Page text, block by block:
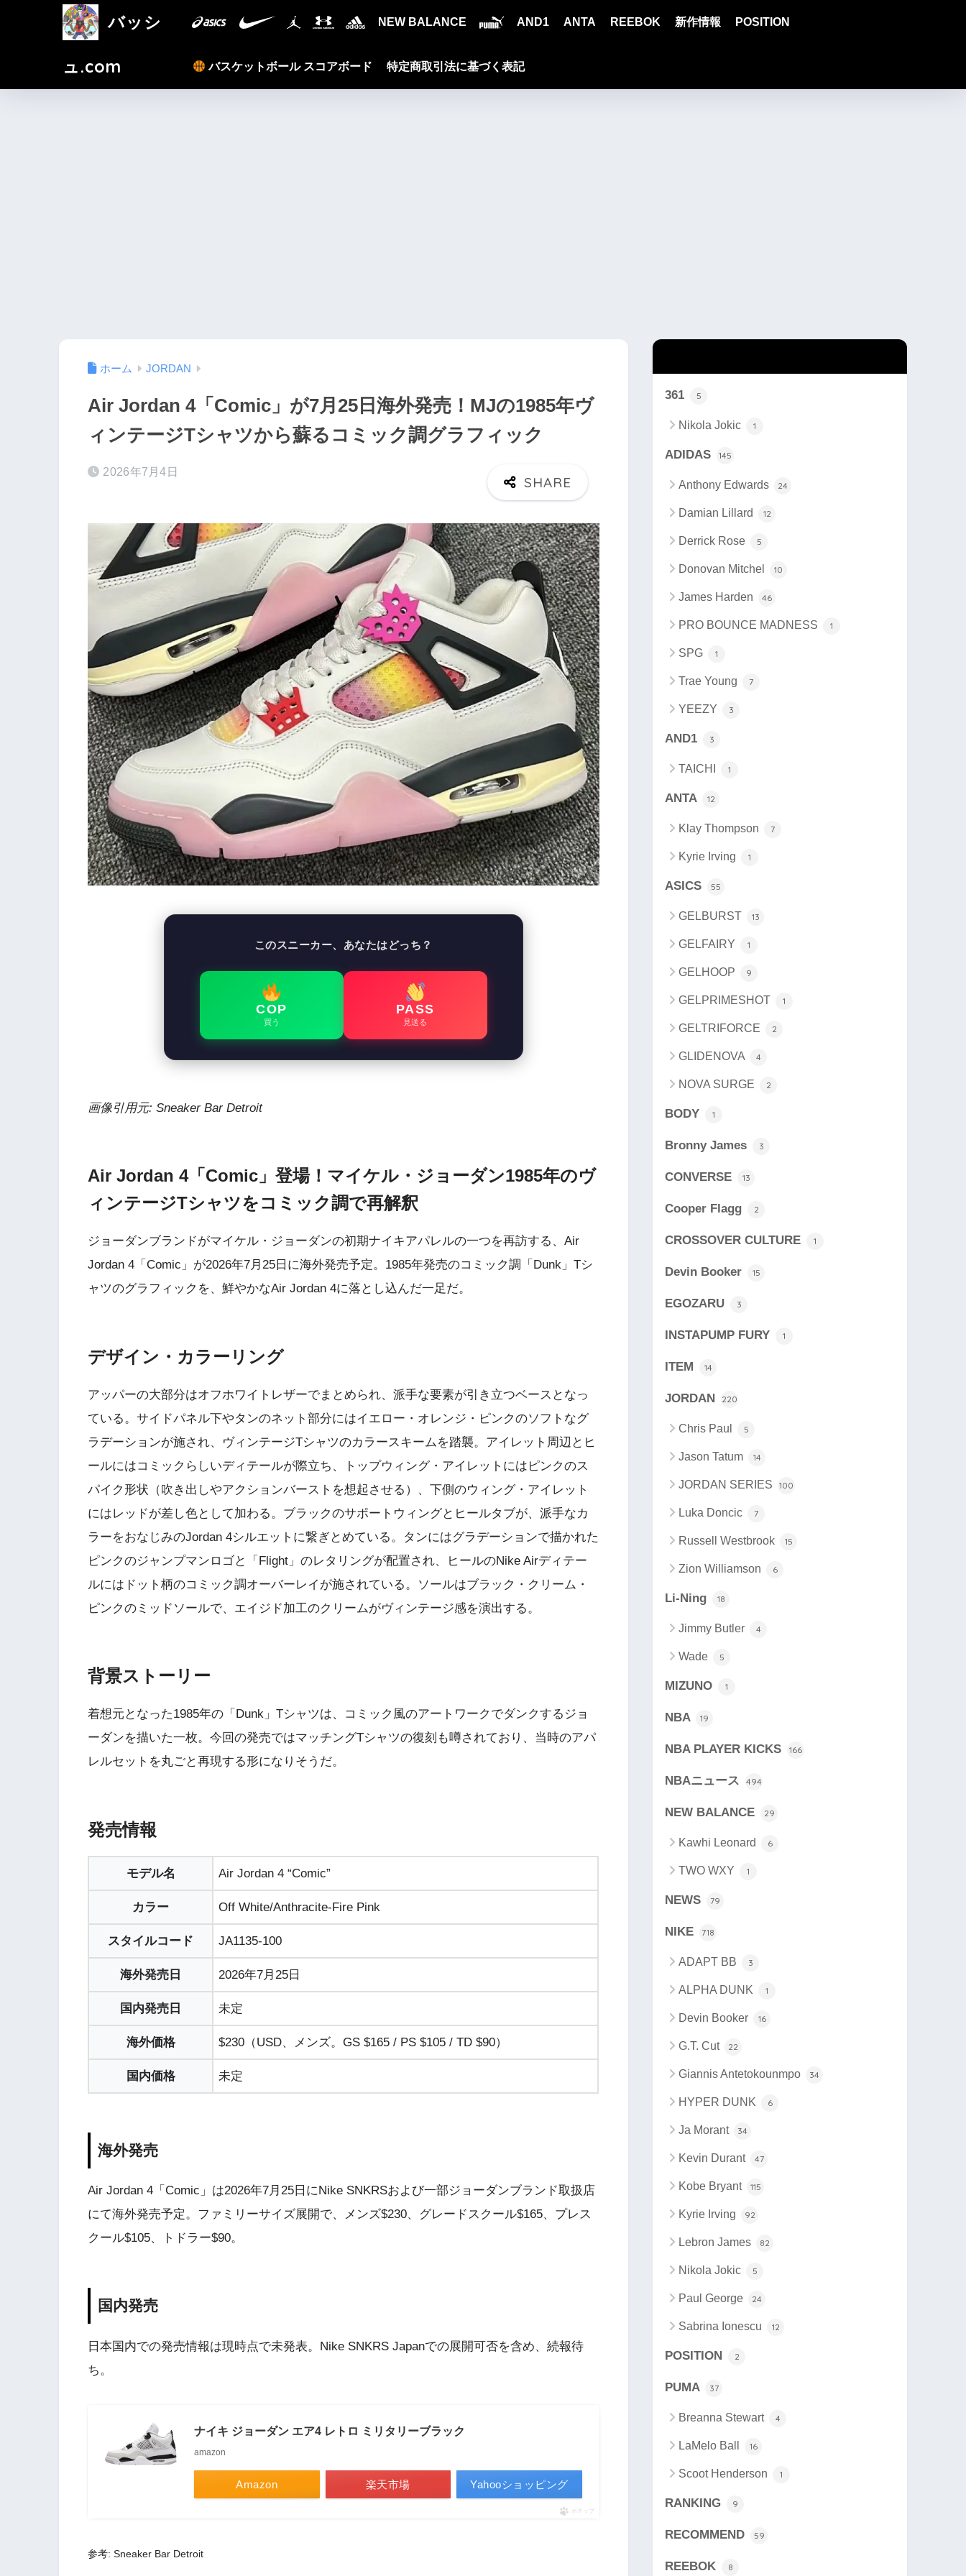
バッシ
ュ.com
NEW BALANCE AND1 ANTA REEBOK 新作情報 POSITION
バスケットボール スコアボード 特定商取引法に基づく表記
ホーム JORDAN
Air Jordan 4「Comic」が7月25日海外発売！MJの1985年ヴ
ィンテージTシャツから蘇るコミック調グラフィック
2026年7月4日
このスニーカー、あなたはどっち？
COP
買う
PASS
見送る
画像引用元: Sneaker Bar Detroit
Air Jordan 4「Comic」登場！マイケル・ジョーダン1985年のヴ
ィンテージTシャツをコミック調で再解釈
ジョーダンブランドがマイケル・ジョーダンの初期ナイキアパレルの一つを再訪する、Air
Jordan 4「Comic」が2026年7月25日に海外発売予定。1985年発売のコミック調「Dunk」Tシ
ャツのグラフィックを、鮮やかなAir Jordan 4に落とし込んだ一足だ。
デザイン・カラーリング
アッパーの大部分はオフホワイトレザーでまとめられ、派手な要素が引き立つベースとなっ
ている。サイドパネル下やタンのネット部分にはイエロー・オレンジ・ピンクのソフトなグ
ラデーションが施され、ヴィンテージTシャツのカラースキームを踏襲。アイレット周辺とヒ
ールにはコミックらしいディテールが際立ち、トップウィング・アイレットにはピンクのス
パイク形状（吹き出しやアクションバーストを想起させる）、下側のウィング・アイレット
にはレッドが差し色として加わる。ブラックのサポートウィングとヒールタブが、派手なカ
ラーをおなじみのJordan 4シルエットに繋ぎとめている。タンにはグラデーションで描かれた
ピンクのジャンプマンロゴと「Flight」のレタリングが配置され、ヒールのNike Airディテー
ルにはドット柄のコミック調オーバーレイが施されている。ソールはブラック・クリーム・
ピンクのミッドソールで、エイジド加工のクリームがヴィンテージ感を演出する。
背景ストーリー
着想元となった1985年の「Dunk」Tシャツは、コミック風のアートワークでダンクするジョ
ーダンを描いた一枚。今回の発売ではマッチングTシャツの復刻も噂されており、当時のアパ
レルセットを丸ごと再現する形になりそうだ。
発売情報
モデル名 Air Jordan 4 “Comic”
カラー Off White/Anthracite-Fire Pink
スタイルコード JA1135-100
海外発売日 2026年7月25日
国内発売日 未定
海外価格 $230（USD、メンズ。GS $165 / PS $105 / TD $90）
国内価格 未定
海外発売
Air Jordan 4「Comic」は2026年7月25日にNike SNKRSおよび一部ジョーダンブランド取扱店
にて海外発売予定。ファミリーサイズ展開で、メンズ$230、グレードスクール$165、プレス
クール$105、トドラー$90。
国内発売
日本国内での発売情報は現時点で未発表。Nike SNKRS Japanでの展開可否を含め、続報待
ち。
ナイキ ジョーダン エア4 レトロ ミリタリーブラック
amazon
Amazon 楽天市場 Yahooショッピング
ポチップ
参考: Sneaker Bar Detroit
361 5
Nikola Jokic 1
ADIDAS 145
Anthony Edwards 24
Damian Lillard 12
Derrick Rose 5
Donovan Mitchel 10
James Harden 46
PRO BOUNCE MADNESS 1
SPG 1
Trae Young 7
YEEZY 3
AND1 3
TAICHI 1
ANTA 12
Klay Thompson 7
Kyrie Irving 1
ASICS 55
GELBURST 13
GELFAIRY 1
GELHOOP 9
GELPRIMESHOT 1
GELTRIFORCE 2
GLIDENOVA 4
NOVA SURGE 2
BODY 1
Bronny James 3
CONVERSE 13
Cooper Flagg 2
CROSSOVER CULTURE 1
Devin Booker 15
EGOZARU 3
INSTAPUMP FURY 1
ITEM 14
JORDAN 220
Chris Paul 5
Jason Tatum 14
JORDAN SERIES 100
Luka Doncic 7
Russell Westbrook 15
Zion Williamson 6
Li-Ning 18
Jimmy Butler 4
Wade 5
MIZUNO 1
NBA 19
NBA PLAYER KICKS 166
NBAニュース 494
NEW BALANCE 29
Kawhi Leonard 6
TWO WXY 1
NEWS 79
NIKE 718
ADAPT BB 3
ALPHA DUNK 1
Devin Booker 16
G.T. Cut 22
Giannis Antetokounmpo 34
HYPER DUNK 6
Ja Morant 34
Kevin Durant 47
Kobe Bryant 115
Kyrie Irving 92
Lebron James 82
Nikola Jokic 5
Paul George 24
Sabrina Ionescu 12
POSITION 2
PUMA 37
Breanna Stewart 4
LaMelo Ball 16
Scoot Henderson 1
RANKING 9
RECOMMEND 59
REEBOK 8